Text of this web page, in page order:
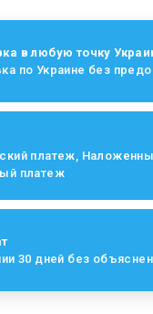
в любую точку
по Украине без
платеж,
платеж
30 дней без